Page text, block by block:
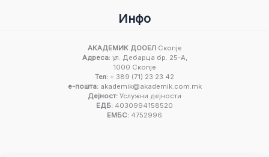
Инфо
АКАДЕМИК ДООЕЛСкопје
Адреса:ул. Дебарца бр. 25-А,
1000 Скопје
Тел: + 389 (71) 23 23 42
е-пошта:akademik@akademik.com.mk
Дејност: Услужни дејности
ЕДБ: 4030994158520
ЕМБС: 4752996